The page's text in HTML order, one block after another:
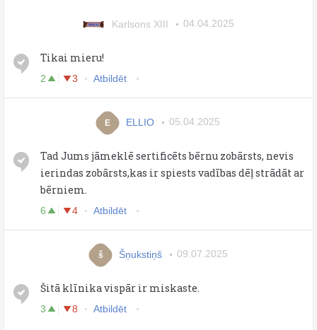
Karlsons XIII 04.04.2025
Tikai mieru!
2 3 Atbildēt
E ELLIO 05.04.2025
Tad Jums jāmeklē sertificēts bērnu zobārsts, nevis
ierindas zobārsts,kas ir spiests vadības dēļ strādāt ar
bērniem.
6 4 Atbildēt
š Šņukstiņš 09.07.2025
Šitā klīnika vispār ir miskaste.
3 8 Atbildēt